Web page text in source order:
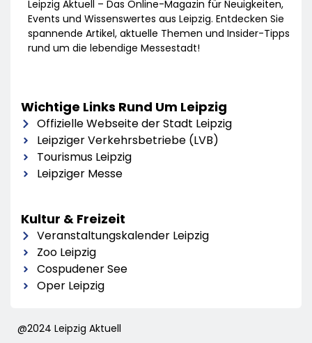
Leipzig Aktuell – Das Online-Magazin für Neuigkeiten,
Events und Wissenswertes aus Leipzig. Entdecken Sie
spannende Artikel, aktuelle Themen und Insider-Tipps
rund um die lebendige Messestadt!
Wichtige Links Rund Um Leipzig
Offizielle Webseite der Stadt Leipzig
Leipziger Verkehrsbetriebe (LVB)
Tourismus Leipzig
Leipziger Messe
Kultur & Freizeit
Veranstaltungskalender Leipzig
Zoo Leipzig
Cospudener See
Oper Leipzig
@2024 Leipzig Aktuell